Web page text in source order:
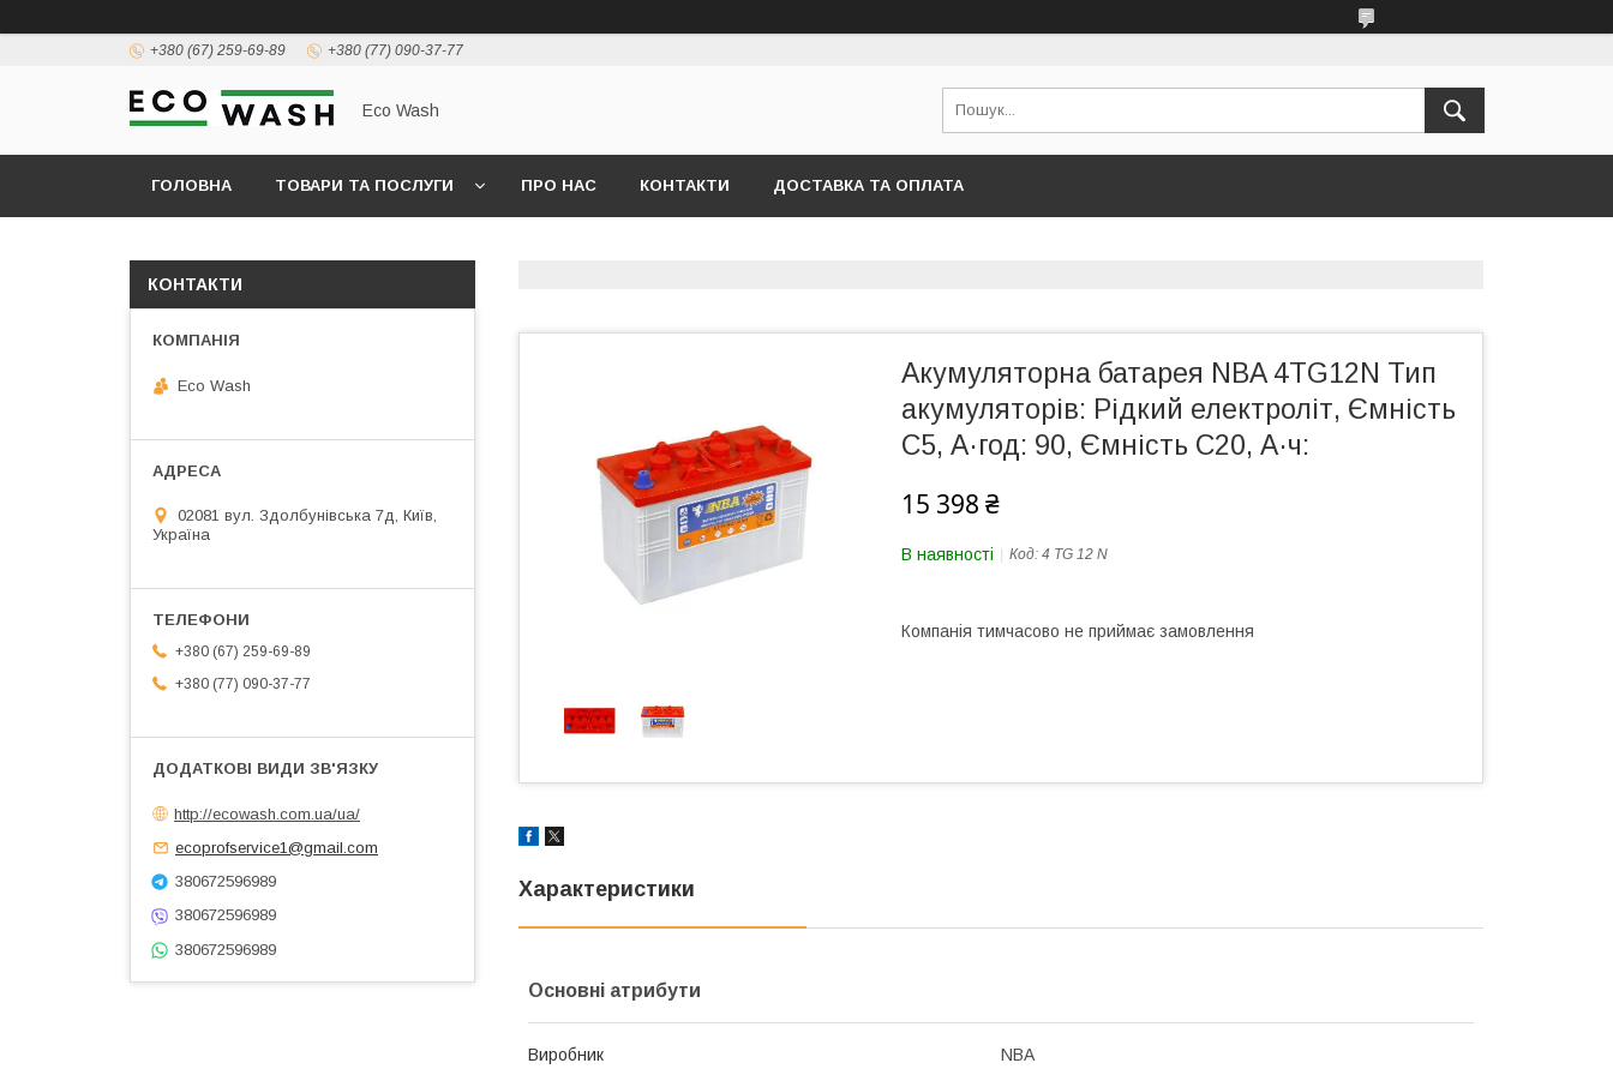
+380 (67) 259-69-89 +380 (77) 090-37-77
Eco Wash
ГОЛОВНА ТОВАРИ ТА ПОСЛУГИ ПРО НАС КОНТАКТИ ДОСТАВКА ТА ОПЛАТА
Акумуляторна батарея NBA 4TG12N Тип
акумуляторів: Рідкий електроліт, Ємність
С5, А·год: 90, Ємність С20, А·ч:
15 398 ₴
В наявності Код: 4 TG 12 N
Компанія тимчасово не приймає замовлення
Характеристики
Основні атрибути
Виробник NBA
КОНТАКТИ
Eco Wash
02081 вул. Здолбунівська 7д, Київ,
Україна
+380 (67) 259-69-89
+380 (77) 090-37-77
http://ecowash.com.ua/ua/
ecoprofservice1@gmail.com
380672596989
380672596989
380672596989